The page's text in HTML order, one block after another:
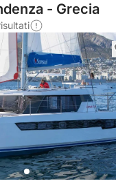
- Grecia